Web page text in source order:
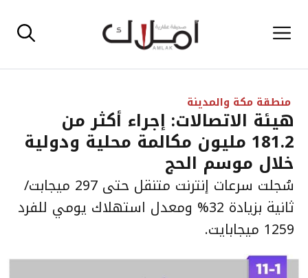
إلى القائمة
منطقة مكة والمدينة
هيئة الاتصالات: إجراء أكثر من
181.2 مليون مكالمة محلية ودولية
خلال موسم الحج
سُجلت سرعات إنترنت متنقل حتى 297 ميجابت/
ثانية بزيادة 32% ومعدل استهلاك يومي للفرد
1259 ميجابايت.